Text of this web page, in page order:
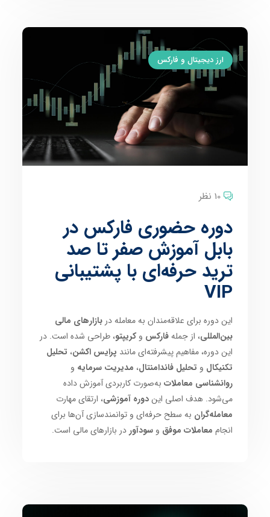
ارز دیجیتال و فارکس
10 نظر
دوره حضوری فارکس در
بابل آموزش صفر تا صد
ترید حرفه‌ای با پشتیبانی
VIP
این دوره برای علاقه‌مندان به معامله دربازارهای مالی
بین‌المللی، از جملهفارکس وکریپتو، طراحی شده است. در
این دوره، مفاهیم پیشرفته‌ای مانند پرایس اکشن، تحلیل
تکنیکال و تحلیل فاندامنتال، مدیریت سرمایه و
روانشناسی معاملات به‌صورت کاربردی آموزش داده
می‌شود. هدف اصلی ایندوره آموزشی، ارتقای مهارت
معامله‌گران به سطح حرفه‌ای و توانمندسازی آن‌ها برای
انجام معاملات موفق وسودآور در بازارهای مالی است.